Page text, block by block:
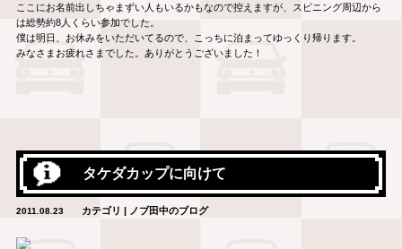
ここにお名前出しちゃまずい人もいるかもなので控えますが、スピニング周辺から
は総勢約8人くらい参加でした。
僕は明日、お休みをいただいてるので、こっちに泊まってゆっくり帰ります。
みなさまお疲れさまでした。ありがとうございました！
タケダカップに向けて
2011.08.23 カテゴリ | ノブ田中のブログ